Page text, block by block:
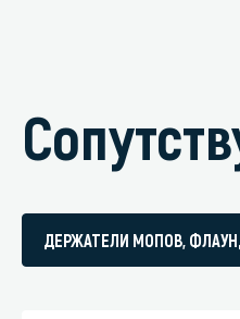
ДЕРЖАТЕЛИ МОПОВ,